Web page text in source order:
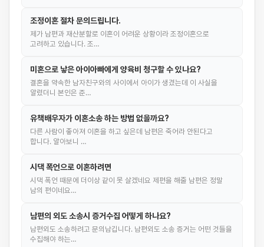
조정이혼 절차 문의드립니다.
제가 남편과 재산분할로 이혼이 어려운 상황이라 조정이혼으로
고려하고 있습니다. 조…
미혼으로 낳은 아이아빠에게 양육비 청구할 수 있나요?
결혼을 약속한 남자친구와의 사이에서 아이가 생겼는데 이 사실을
알렸더니 본인은 준…
유책배우자가 이혼소송 하는 방법 없을까요?
다른 사람이 좋아져 이혼을 하고 싶은데 남편은 죽어라 안된다고
합니다. 알아보니 …
시댁 폭언으로 이혼하려면
시댁 폭언 때문에 더이상 같이 못 살겠네요 제편을 해줄 남편은 정말
남의 편이네요…
남편의 외도 소송시 증거수집 어떻게 하나요?
남편외도 소송하려고 문의남깁니다. 남편외도 소송 증거는 어떤 것들을
수집해야 하는…